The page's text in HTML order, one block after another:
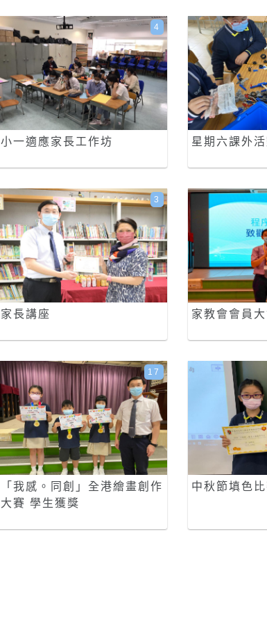
小一適應家長工作坊
4
星期六課外活
家長講座
3
家教會會員
「我感。同創」全港繪畫創作
大賽 學生獲獎
17
中秋節填色